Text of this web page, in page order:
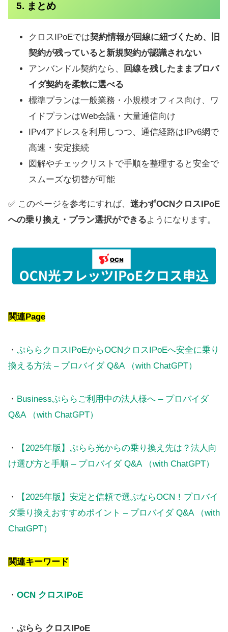
5. まとめ
クロスIPoEでは契約情報が回線に紐づくため、旧
契約が残っていると新規契約が認識されない
アンバンドル契約なら、
回線を残したままプロバ
イダ契約を柔軟に選べる
標準プランは一般業務・小規模オフィス向け、ワ
イドプランはWeb会議・大量通信向け
IPv4アドレスを利用しつつ、通信経路はIPv6網で
高速・安定接続
図解やチェックリストで手順を整理すると安全で
スムーズな切替が可能
✅ このページを参考にすれば、 迷わずOCNクロスIPoE
への乗り換え・プラン選択ができるようになります。
関連Page
・ ぷららクロスIPoEからOCNクロスIPoEへ安全に乗り
換える方法 – プロバイダ Q&A （with ChatGPT）
・ Businessぷららご利用中の法人様へ – プロバイダ
Q&A （with ChatGPT）
・
【2025年版】ぷらら光からの乗り換え先は？法人向
け選び方と手順 – プロバイダ Q&A （with ChatGPT）
・
【2025年版】安定と信頼で選ぶならOCN！プロバイ
ダ乗り換えおすすめポイント – プロバイダ Q&A （with
ChatGPT）
関連キーワード
・ OCN クロスIPoE
・ ぷらら クロスIPoE